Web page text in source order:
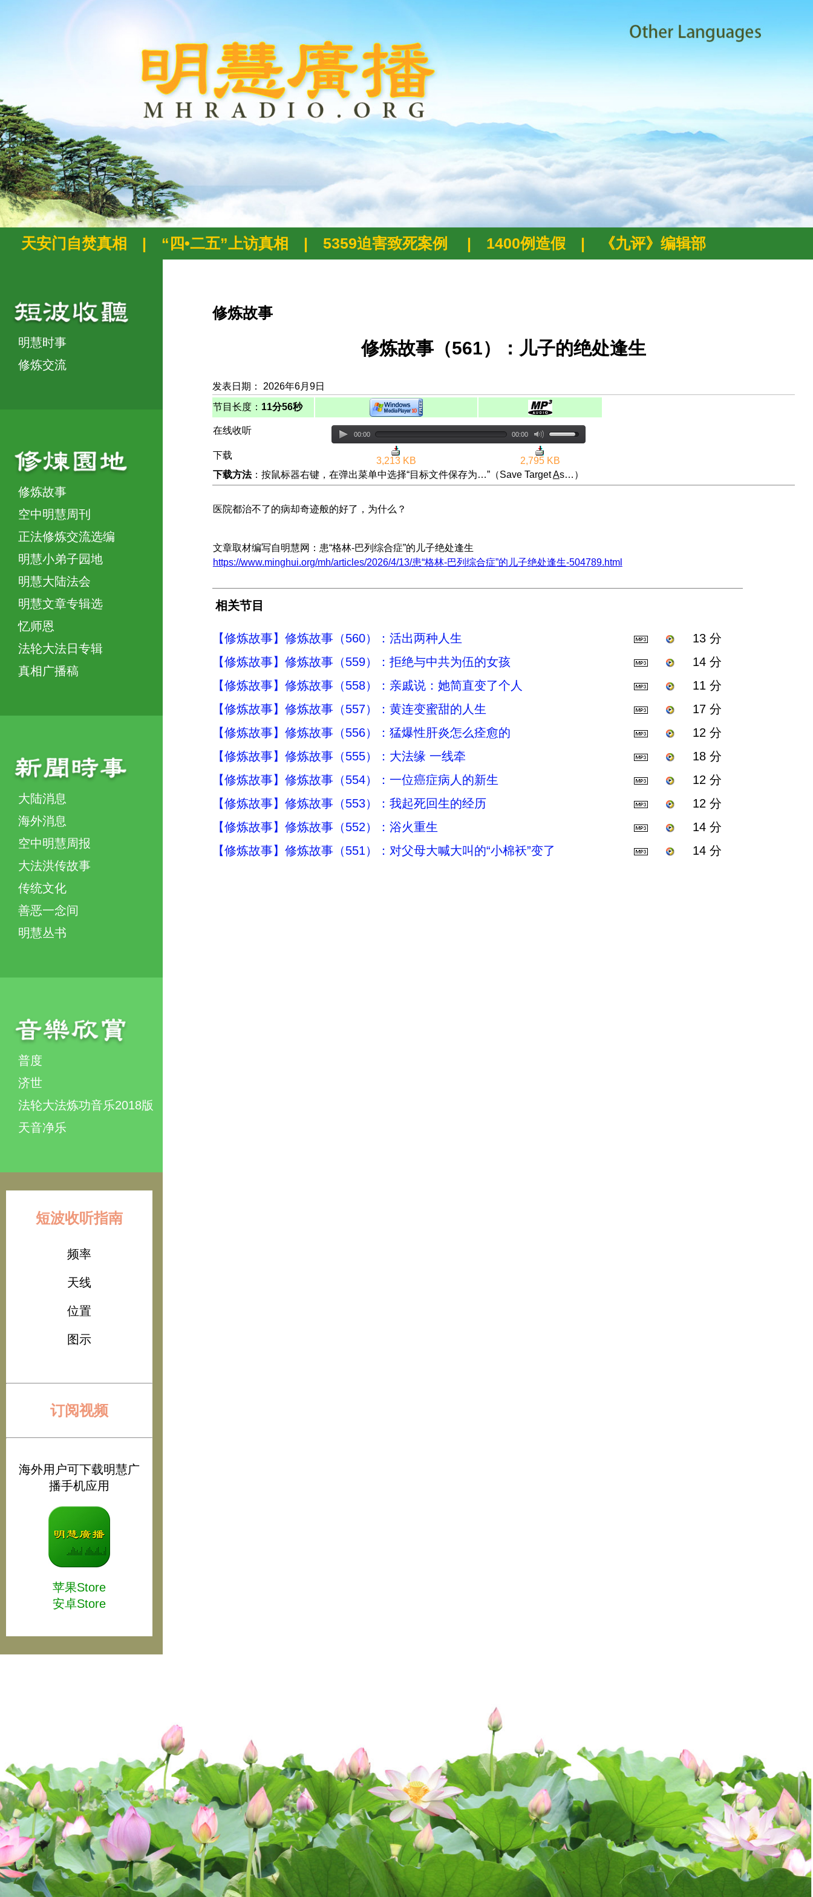
天安门自焚真相 | “四•二五”上访真相 | 5359迫害致死案例 | 1400例造假 | 《九评》编辑部
明慧时事
修炼交流
修炼故事
空中明慧周刊
正法修炼交流选编
明慧小弟子园地
明慧大陆法会
明慧文章专辑选
忆师恩
法轮大法日专辑
真相广播稿
大陆消息
海外消息
空中明慧周报
大法洪传故事
传统文化
善恶一念间
明慧丛书
普度
济世
法轮大法炼功音乐2018版
天音净乐
短波收听指南
频率
天线
位置
图示
订阅视频
海外用户可下载明慧广
播手机应用
苹果Store
安卓Store
修炼故事
修炼故事（561）：儿子的绝处逢生
发表日期： 2026年6月9日
节目长度： 11分56秒
在线收听 00:00 00:00
下载
3,213 KB
2,795 KB
下载方法：按鼠标器右键，在弹出菜单中选择“目标文件保存为…”（Save TargetAs…）
医院都治不了的病却奇迹般的好了，为什么？
文章取材编写自明慧网：患“格林-巴列综合症”的儿子绝处逢生
https://www.minghui.org/mh/articles/2026/4/13/患“格林-巴列综合症”的儿子绝处逢生-504789.html
相关节目
【修炼故事】修炼故事（560）：活出两种人生
13 分
【修炼故事】修炼故事（559）：拒绝与中共为伍的女孩
14 分
【修炼故事】修炼故事（558）：亲戚说：她简直变了个人
11 分
【修炼故事】修炼故事（557）：黄连变蜜甜的人生
17 分
【修炼故事】修炼故事（556）：猛爆性肝炎怎么痊愈的
12 分
【修炼故事】修炼故事（555）：大法缘 一线牵
18 分
【修炼故事】修炼故事（554）：一位癌症病人的新生
12 分
【修炼故事】修炼故事（553）：我起死回生的经历
12 分
【修炼故事】修炼故事（552）：浴火重生
14 分
【修炼故事】修炼故事（551）：对父母大喊大叫的“小棉袄”变了
14 分